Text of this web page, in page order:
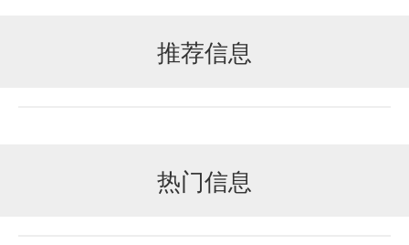
推荐信息
热门信息